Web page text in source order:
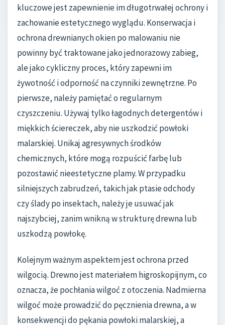
kluczowe jest zapewnienie im długotrwałej ochrony i
zachowanie estetycznego wyglądu. Konserwacja i
ochrona drewnianych okien po malowaniu nie
powinny być traktowane jako jednorazowy zabieg,
ale jako cykliczny proces, który zapewni im
żywotność i odporność na czynniki zewnętrzne. Po
pierwsze, należy pamiętać o regularnym
czyszczeniu. Używaj tylko łagodnych detergentów i
miękkich ściereczek, aby nie uszkodzić powłoki
malarskiej. Unikaj agresywnych środków
chemicznych, które mogą rozpuścić farbę lub
pozostawić nieestetyczne plamy. W przypadku
silniejszych zabrudzeń, takich jak ptasie odchody
czy ślady po insektach, należy je usuwać jak
najszybciej, zanim wnikną w strukturę drewna lub
uszkodzą powłokę.
Kolejnym ważnym aspektem jest ochrona przed
wilgocią. Drewno jest materiałem higroskopijnym, co
oznacza, że pochłania wilgoć z otoczenia. Nadmierna
wilgoć może prowadzić do pęcznienia drewna, a w
konsekwencji do pękania powłoki malarskiej, a